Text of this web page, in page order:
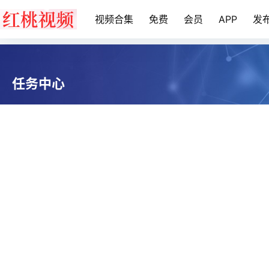
视频合集 免费 会员 APP 发
任务中心